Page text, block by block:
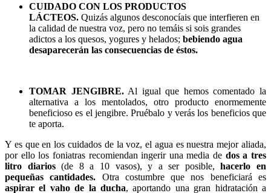
CUIDADO CON LOS PRODUCTOS
LÁCTEOS. Quizás algunos desconocíais que interfieren en
la calidad de nuestra voz, pero no temáis si sois grandes
adictos a los quesos, yogures y helados; bebiendo agua
desaparecerán las consecuencias de éstos.
TOMAR JENGIBRE.Al igual que hemos comentado la
alternativa a los mentolados, otro producto enormemente
beneficioso es el jengibre. Pruébalo y verás los beneficios que
te aporta.
Y es que en los cuidados de la voz, el agua es nuestra mejor aliada,
por ello los foniatras recomiendan ingerir una media de dos a tres
litro diarios(de 8 a 10 vasos), y a ser posible,hacerlo en
pequeñas cantidades. Otra costumbre que nos beneficiará es
aspirar el vaho de la ducha, aportando una gran hidratación a